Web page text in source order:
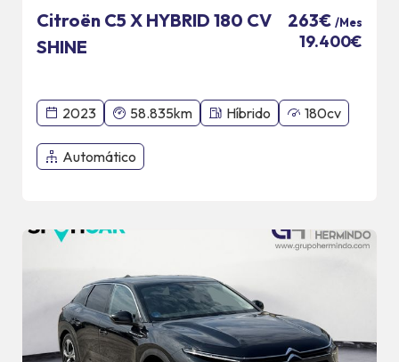
Citroën C5 X HYBRID 180 CV
SHINE
263€ /Mes
19.400€
2023 58.835km Híbrido 180cv
Automático